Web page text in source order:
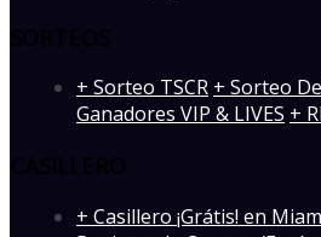
+ Sorteo TSCR + Sorteo
Ganadores VIP & LIVES +
+ Casillero ¡Grátis! en